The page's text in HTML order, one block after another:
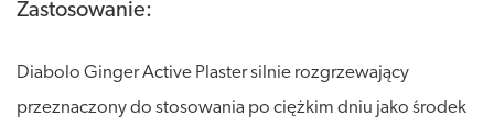
Zastosowanie:
Diabolo Ginger Active Plaster silnie rozgrzewający
przeznaczony do stosowania po ciężkim dniu jako środek